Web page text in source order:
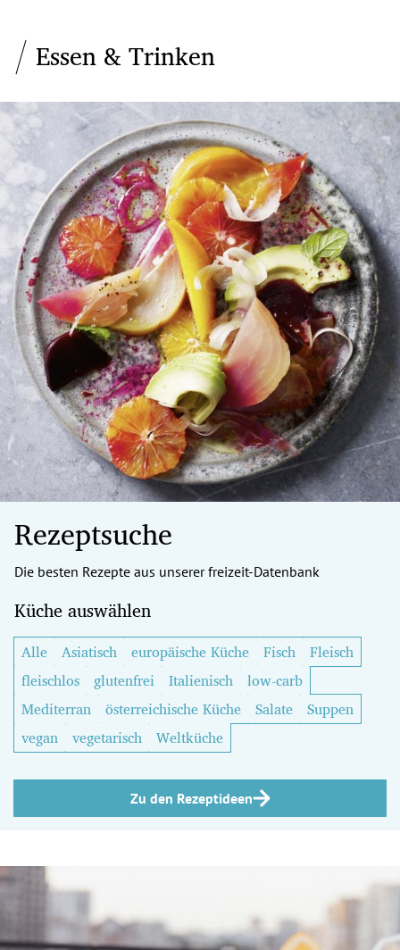
Essen & Trinken
Rezeptsuche
Die besten Rezepte aus unserer freizeit-Datenbank
Küche auswählen
Alle Asiatisch europäische Küche Fisch
Fleisch
fleischlos
glutenfrei Italienisch
low-carb
Mediterran
österreichische Küche Salate
Suppen
vegan
vegetarisch Weltküche
Zu den Rezeptideen